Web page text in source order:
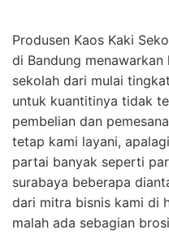
Produsen Kaos Kaki
di Bandung
sekolah dari mulai
untuk kuantitinya tidak
pembelian dan
tetap kami layani,
partai banyak seperti
surabaya beberapa
dari mitra bisnis kami di
malah ada sebagian